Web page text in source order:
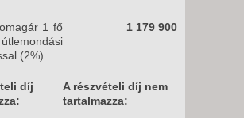
1 fő
(2%)
1 179 900
díj
A részvételi díj nem
tartalmazza: